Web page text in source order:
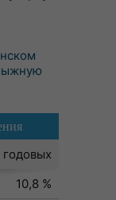
годовых
10,8 %